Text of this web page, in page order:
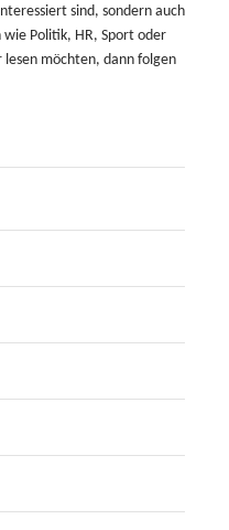
sind, sondern auch
Politik, HR, Sport oder
lesen möchten, dann folgen